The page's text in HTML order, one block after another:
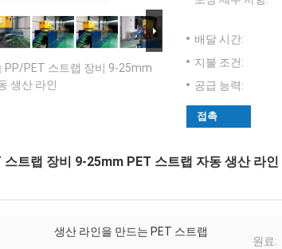
PP/PET 스트랩 장비 9-25mm
생산 라인
배달 시간:
지불 조건:
공급 능력:
접촉
스트랩 장비 9-25mm PET 스트랩 자동 생산 라인
생산 라인을 만드는 PET 스트랩
원료: